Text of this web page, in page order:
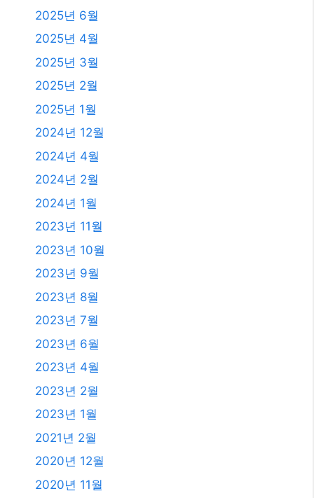
2025년 6월
2025년 4월
2025년 3월
2025년 2월
2025년 1월
2024년 12월
2024년 4월
2024년 2월
2024년 1월
2023년 11월
2023년 10월
2023년 9월
2023년 8월
2023년 7월
2023년 6월
2023년 4월
2023년 2월
2023년 1월
2021년 2월
2020년 12월
2020년 11월